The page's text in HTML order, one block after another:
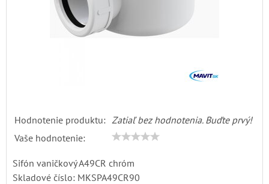
Hodnotenie produktu: Zatiaľ bez hodnotenia. Buďte prvý!
Vaše hodnotenie:
Sifón vaničkový A49CR chróm
Skladové číslo: MKSPA49CR90